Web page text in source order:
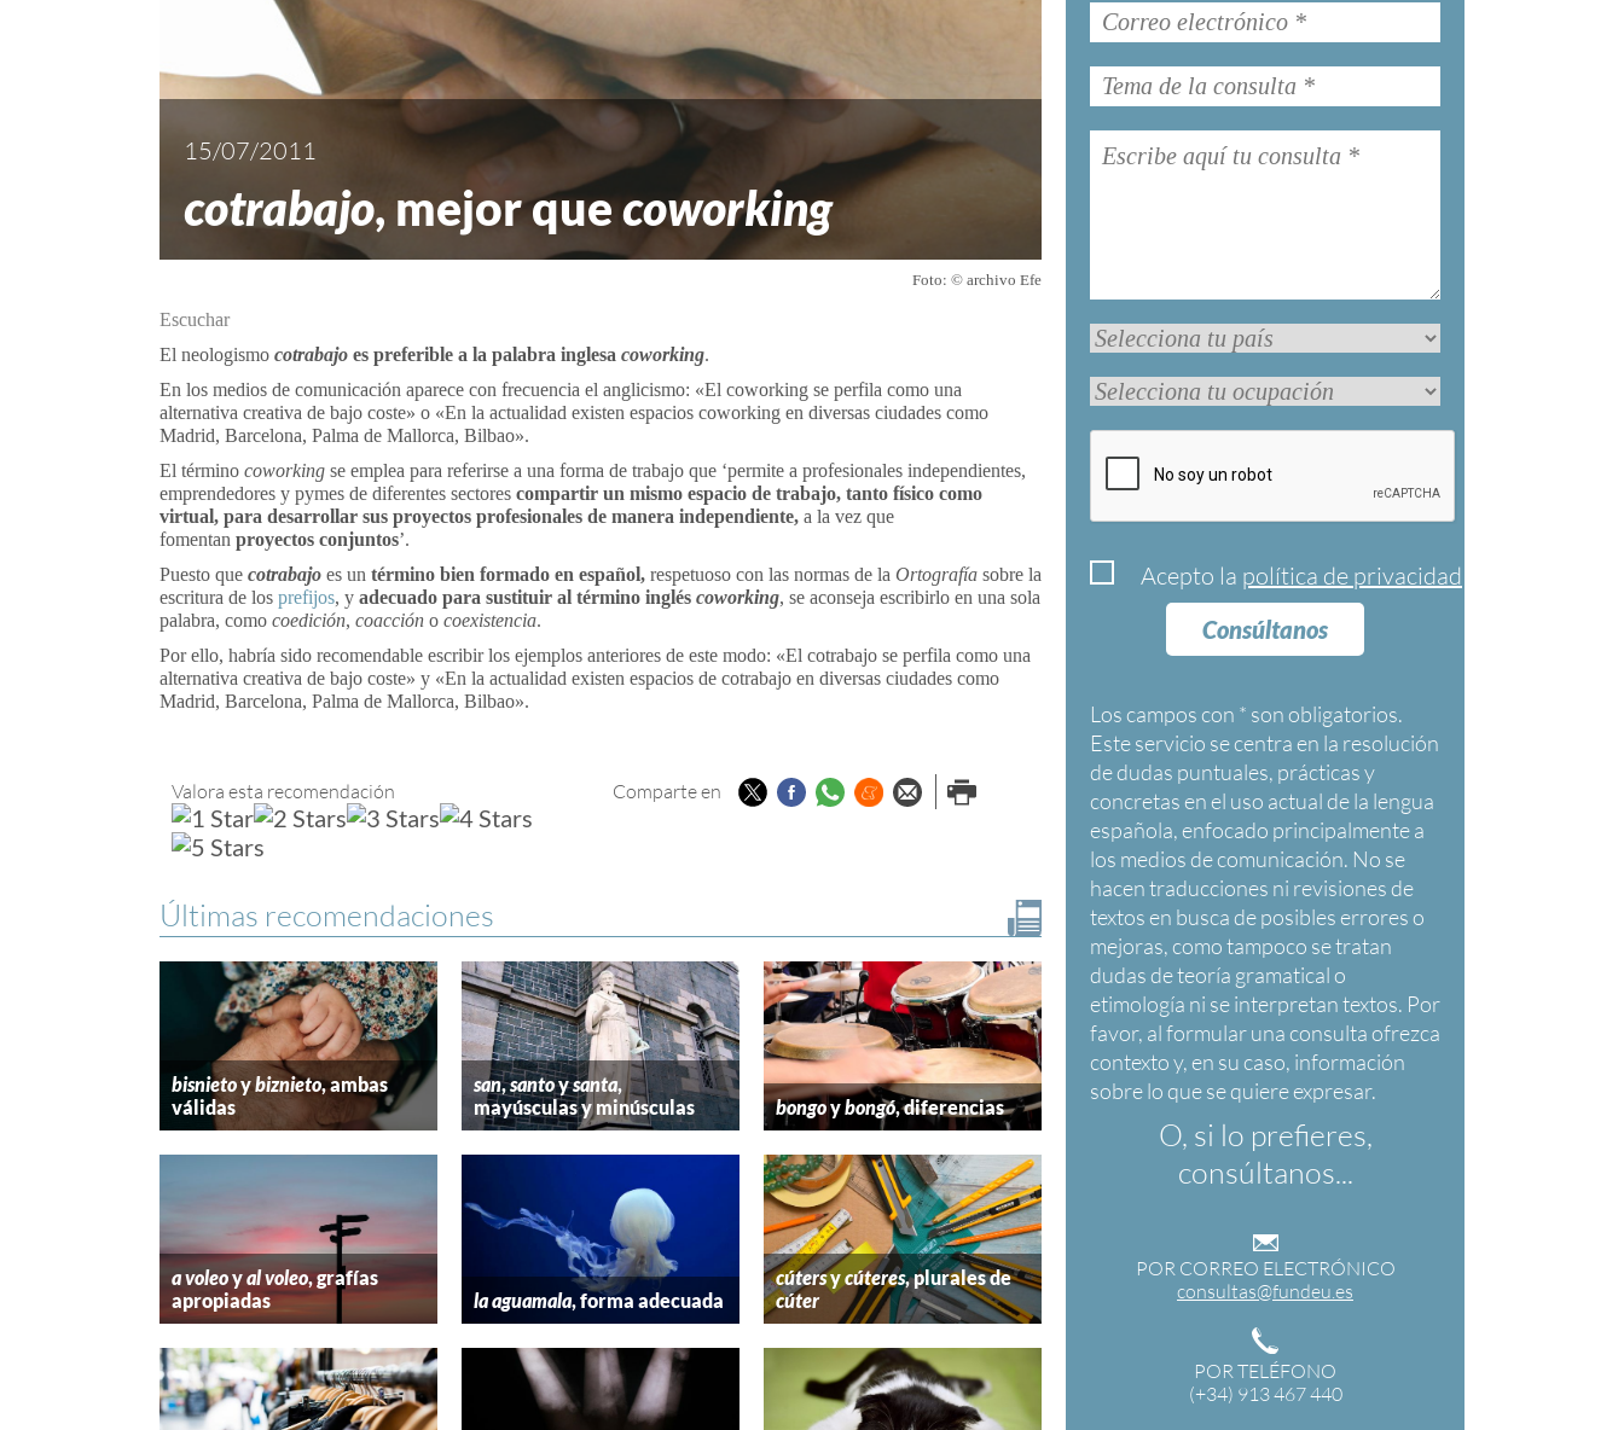
Acepto la política de privacidad
Consúltanos
Los campos con * son obligatorios
O, si lo prefieres,
consúltanos...
POR CORREO ELECTRÓNICO
consultas@fundeu.es
POR TELÉFONO
(+34) 913 467 440
15/07/2011
cotrabajo, mejor quecoworking
Foto: © archivo Efe
Escuchar
El neologismo cotrabajo es preferible a la palabra inglesa coworking.
En los medios de comunicación aparece con frecuencia el anglicismo: «El coworking se perfila como una
alternativa creativa de bajo coste» o «En la actualidad existen espacios coworking en diversas ciudades como
Madrid, Barcelona, Palma de Mallorca, Bilbao».
El término coworking se emplea para referirse a una forma de trabajo que ‘permite a profesionales independientes,
emprendedores y pymes de diferentes sectores compartir un mismo espacio de trabajo, tanto físico como
virtual, para desarrollar sus proyectos profesionales de manera independiente, a la vez que
fomentan proyectos conjuntos’.
Puesto que cotrabajo es un término bien formado en español, respetuoso con las normas de la Ortografía sobre la
escritura de los prefijos, y adecuado para sustituir al término inglés coworking, se aconseja escribirlo en una sola
palabra, como coedición, coacción o coexistencia.
Por ello, habría sido recomendable escribir los ejemplos anteriores de este modo: «El cotrabajo se perfila como una
alternativa creativa de bajo coste» y «En la actualidad existen espacios de cotrabajo en diversas ciudades como
Madrid, Barcelona, Palma de Mallorca, Bilbao».
Valora esta recomendación Comparte en TwitterFacebook
Whatsapp
Menéame
Enviar porImprimir
Últimas recomendaciones
bisnietoybiznieto, ambas
válidas
san,santoysanta,
mayúsculas y minúsculas
bongoybongó, diferencias
a voleoyal voleo, grafías
apropiadas
la aguamala, forma adecuada
cútersycúteres, plurales de
cúter